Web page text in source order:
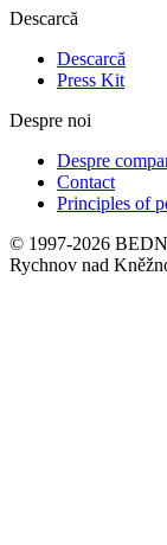
Descarcă
Descarcă
Press Kit
Despre noi
Despre
Contact
Principles of
© 1997-2026
Rychnov nad